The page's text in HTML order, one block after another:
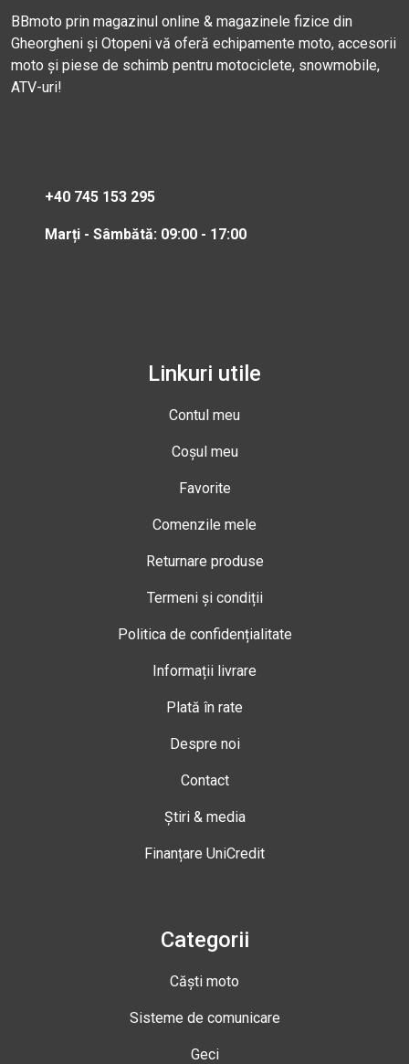
BBmoto prin magazinul online & magazinele fizice din
Gheorgheni și Otopeni vă oferă echipamente moto, accesorii
moto și piese de schimb pentru motociclete, snowmobile,
ATV-uri!
+40 745 153 295
Marți - Sâmbătă: 09:00 - 17:00
Linkuri utile
Contul meu
Coșul meu
Favorite
Comenzile mele
Returnare produse
Termeni și condiții
Politica de confidențialitate
Informații livrare
Plată în rate
Despre noi
Contact
Știri & media
Finanțare UniCredit
Categorii
Căști moto
Sisteme de comunicare
Geci